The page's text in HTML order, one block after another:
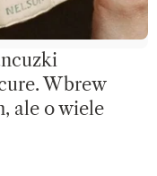
Wbrew
ale o wiele